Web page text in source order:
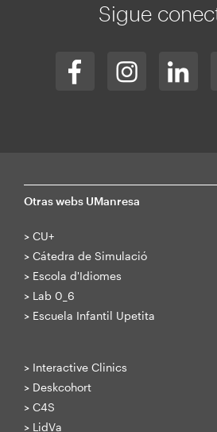
Sigue
Otras webs UManresa
> CU+
> Cátedra de Simulació
> Escola d'Idiomes
> Lab 0_6
> Escuela Infantil Upetita
> Interactive Clinics
> Deskcohort
> C4S
> LidVa